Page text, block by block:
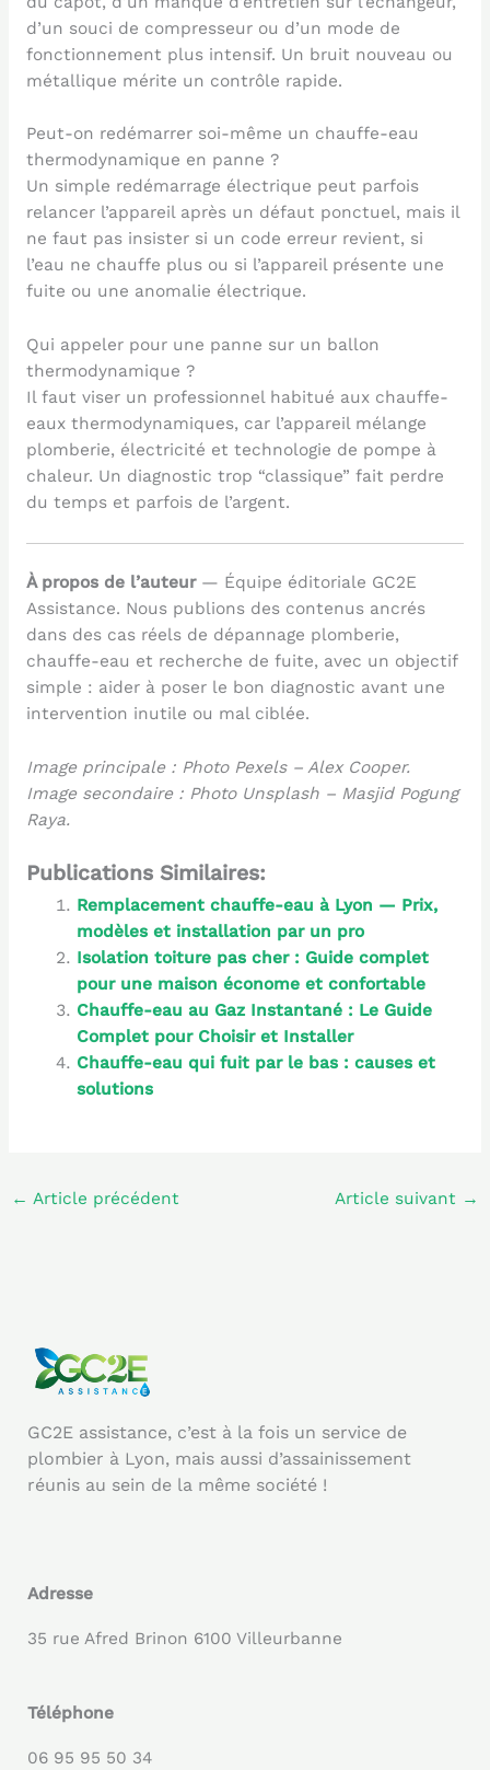
d’un souci de compresseur ou d’un mode de
fonctionnement plus intensif. Un bruit nouveau ou
métallique mérite un contrôle rapide.
Peut-on redémarrer soi-même un chauffe-eau
thermodynamique en panne ?
Un simple redémarrage électrique peut parfois
relancer l’appareil après un défaut ponctuel, mais il
ne faut pas insister si un code erreur revient, si
l’eau ne chauffe plus ou si l’appareil présente une
fuite ou une anomalie électrique.
Qui appeler pour une panne sur un ballon
thermodynamique ?
Il faut viser un professionnel habitué aux chauffe-
eaux thermodynamiques, car l’appareil mélange
plomberie, électricité et technologie de pompe à
chaleur. Un diagnostic trop “classique” fait perdre
du temps et parfois de l’argent.
À propos de l’auteur— Équipe éditoriale GC2E
Assistance. Nous publions des contenus ancrés
dans des cas réels de dépannage plomberie,
chauffe-eau et recherche de fuite, avec un objectif
simple : aider à poser le bon diagnostic avant une
intervention inutile ou mal ciblée.
Image principale : Photo Pexels – Alex Cooper.
Image secondaire : Photo Unsplash – Masjid Pogung
Raya.
Publications Similaires:
Remplacement chauffe-eau à Lyon — Prix,
modèles et installation par un pro
Isolation toiture pas cher : Guide complet
pour une maison économe et confortable
Chauffe-eau au Gaz Instantané : Le Guide
Complet pour Choisir et Installer
Chauffe-eau qui fuit par le bas : causes et
solutions
← Article précédent Article suivant →
GC2E assistance, c’est à la fois un service de
plombier à Lyon, mais aussi d’assainissement
réunis au sein de la même société !
Adresse
35 rue Afred Brinon 6100 Villeurbanne
Téléphone
06 95 95 50 34